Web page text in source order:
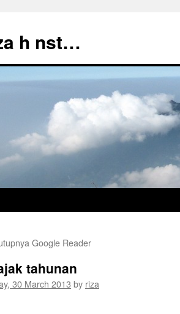
h nst…
Google Reader
tahunan
30 March 2013 by riza